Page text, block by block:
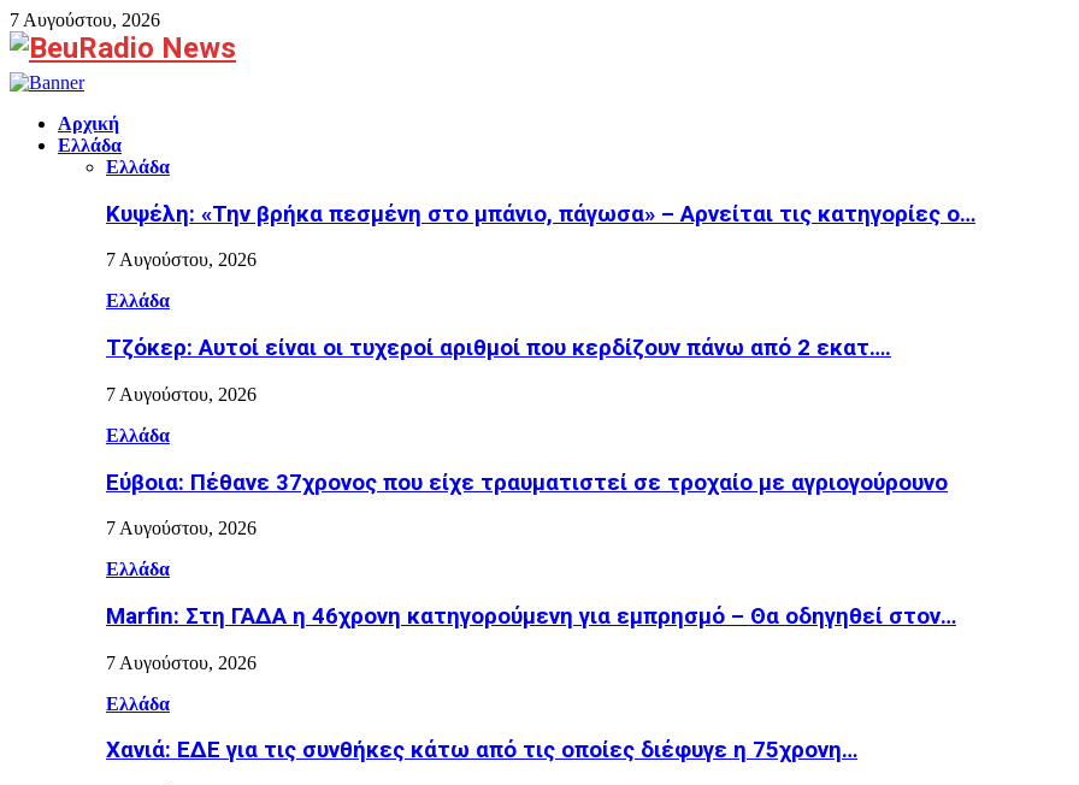
7 Αυγούστου, 2026
Facebook
Αρχική
Ελλάδα
Ελλάδα
Κυψέλη: «Την βρήκα πεσμένη στο μπάνιο, πάγωσα» – Αρνείται τις κατηγορίες ο…
7 Αυγούστου, 2026
Ελλάδα
Τζόκερ: Αυτοί είναι οι τυχεροί αριθμοί που κερδίζουν πάνω από 2 εκατ….
7 Αυγούστου, 2026
Ελλάδα
Εύβοια: Πέθανε 37χρονος που είχε τραυματιστεί σε τροχαίο με αγριογούρουνο
7 Αυγούστου, 2026
Ελλάδα
Marfin: Στη ΓΑΔΑ η 46χρονη κατηγορούμενη για εμπρησμό – Θα οδηγηθεί στον…
7 Αυγούστου, 2026
Ελλάδα
Χανιά: ΕΔΕ για τις συνθήκες κάτω από τις οποίες διέφυγε η 75χρονη…